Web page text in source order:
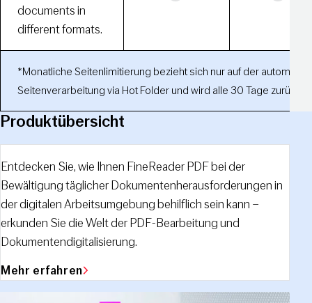
documents in
different formats.
*Monatliche Seitenlimitierung bezieht sich nur auf der
Seitenverarbeitung via Hot Folder und wird alle 30 Tage
Produktübersicht
Entdecken Sie, wie Ihnen FineReader PDF bei der
Bewältigung täglicher Dokumentenherausforderungen in
der digitalen Arbeitsumgebung behilflich sein kann –
erkunden Sie die Welt der PDF-Bearbeitung und
Dokumentendigitalisierung.
Mehr erfahren